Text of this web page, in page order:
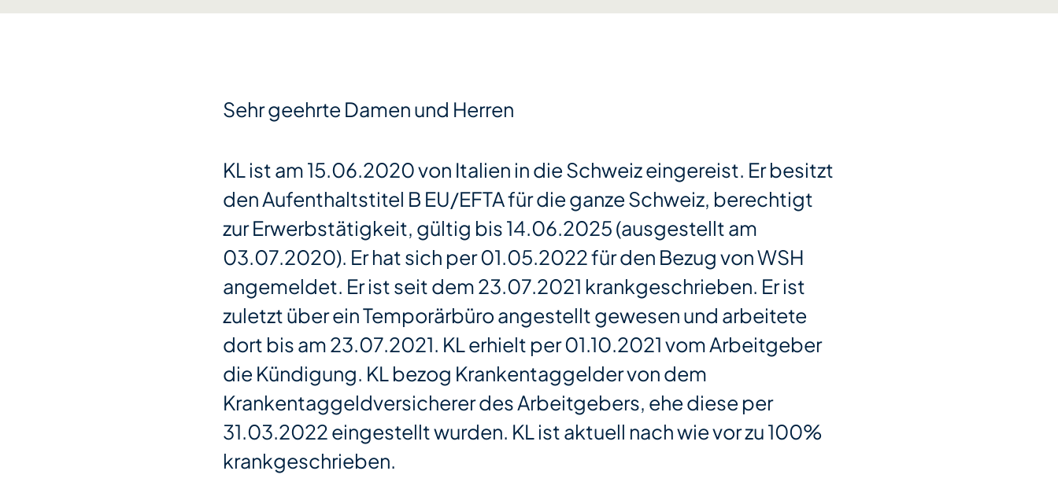
Sehr geehrte Damen und Herren
KL ist am 15.06.2020 von Italien in die Schweiz eingereist. Er besitzt
den Aufenthaltstitel B EU/EFTA für die ganze Schweiz, berechtigt
zur Erwerbstätigkeit, gültig bis 14.06.2025 (ausgestellt am
03.07.2020). Er hat sich per 01.05.2022 für den Bezug von WSH
angemeldet. Er ist seit dem 23.07.2021 krankgeschrieben. Er ist
zuletzt über ein Temporärbüro angestellt gewesen und arbeitete
dort bis am 23.07.2021. KL erhielt per 01.10.2021 vom Arbeitgeber
die Kündigung. KL bezog Krankentaggelder von dem
Krankentaggeldversicherer des Arbeitgebers, ehe diese per
31.03.2022 eingestellt wurden. KL ist aktuell nach wie vor zu 100%
krankgeschrieben.